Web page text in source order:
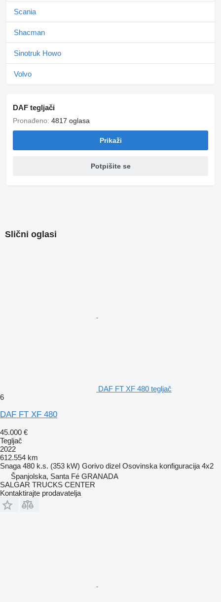
Scania
Shacman
Sinotruk Howo
Volvo
DAF tegljači
Pronađeno: 4817 oglasa
Prikaži
Potpišite se
Slični oglasi
DAF FT XF 480 tegljač
6
DAF FT XF 480
45.000 €
Tegljač
2022
612.554 km
Snaga 480 k.s. (353 kW) Gorivo dizel Osovinska konfiguracija 4x2
Španjolska, Santa Fé GRANADA
SALGAR TRUCKS CENTER
Kontaktirajte prodavatelja